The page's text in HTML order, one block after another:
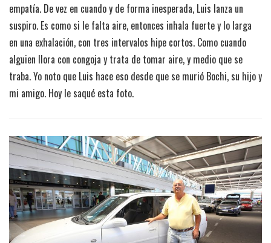
empatía. De vez en cuando y de forma inesperada, Luis lanza un
suspiro. Es como si le falta aire, entonces inhala fuerte y lo larga
en una exhalación, con tres intervalos hipe cortos. Como cuando
alguien llora con congoja y trata de tomar aire, y medio que se
traba. Yo noto que Luis hace eso desde que se murió Bochi, su hijo y
mi amigo. Hoy le saqué esta foto.